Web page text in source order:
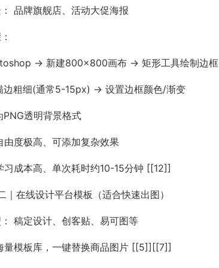
品牌旗舰店、活动大促海报
→ 新建800×800画布 → 矩形工具绘制边框
边粗细(通常5-15px) → 设置边框颜色/渐变
透明背景格式
由度极高、可添加复杂效果
习成本高、单次耗时约10-15分钟 [[12]]
｜在线设计平台模板（适合快速出图）
稿定设计、创客贴、易可图等
量模板库，一键替换商品图片 [[5]][[7]]